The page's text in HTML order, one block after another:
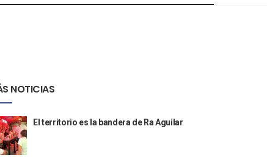
NOTICIAS
El territorio es la bandera de Ra Aguilar